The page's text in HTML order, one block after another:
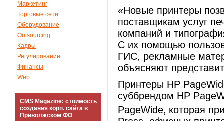
Маркетинг
Торговые сети
Оборудование
Outsourcing
Кадры
Регулирование
Финансы
Web
CMS Magazine: стоимость
создания корп. сайта в
Приволжском ФО
«Новые принтеры
поставщикам услуг
компаний и
С их помощью
ГИС, рекламные
объясняют
Принтеры HP
суббрендом HP
PageWide, которая